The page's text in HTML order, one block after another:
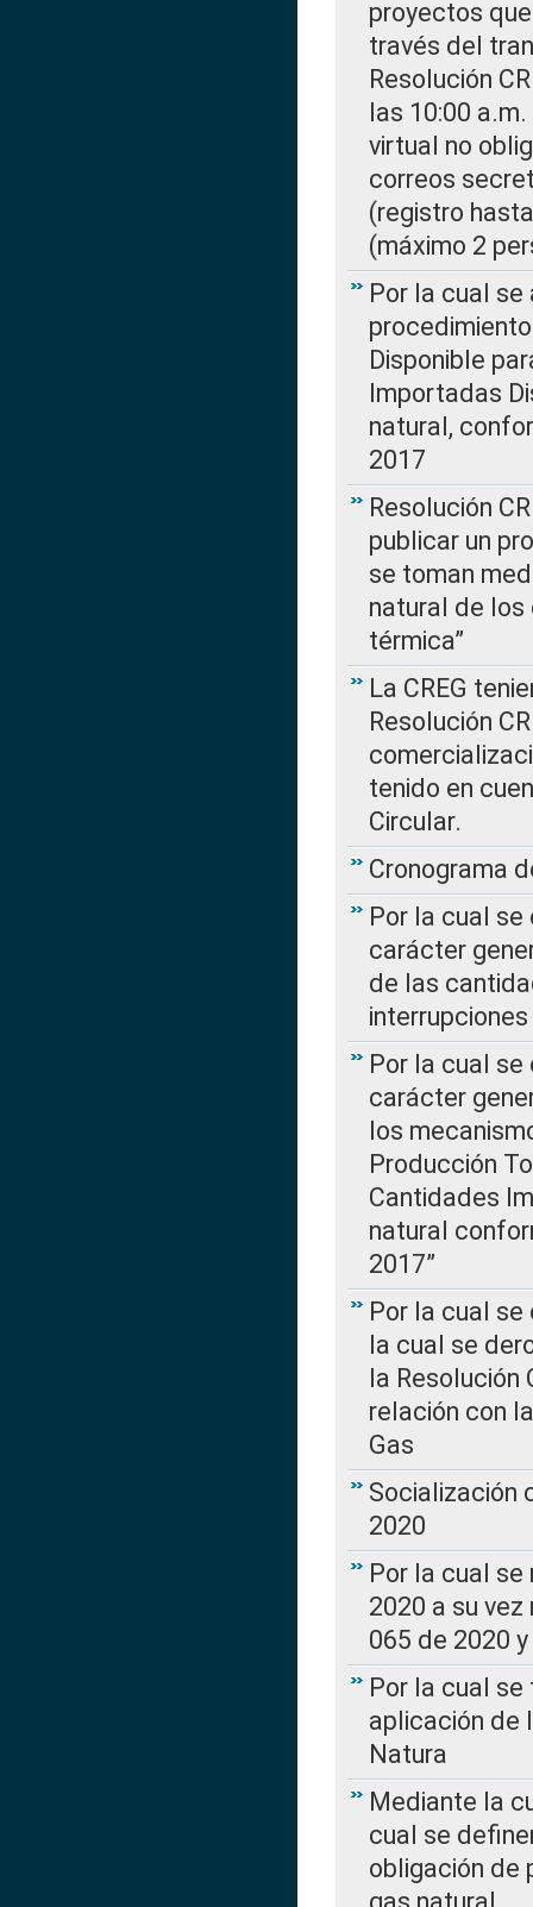
proyectos
través del
Resolución
las 10:00
virtual no
correos
(registro
(máximo 2
Por la cual
Disponible
Importadas
natural,
2017
Resolución
publicar un
se toman
natural de los
térmica”
La CREG
Resolución
tenido en
Circular.
Cronograma
Por la cual
carácter
de las
Por la cual
carácter
los
Producción
Cantidades
natural
2017”
Por la cual
la cual se
la Resolución
relación con
Gas
Socialización
2020
Por la cual se
2020 a su
065 de 2020
Por la cual
aplicación de
Natura
Mediante la
cual se
obligación de